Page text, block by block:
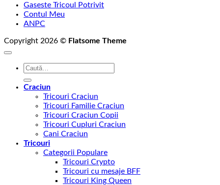
Gaseste Tricoul Potrivit
Contul Meu
ANPC
Copyright 2026 © Flatsome Theme
Caută
Craciun
Tricouri Craciun
Tricouri Familie Craciun
Tricouri Craciun Copii
Tricouri Cupluri Craciun
Cani Craciun
Tricouri
Categorii Populare
Tricouri Crypto
Tricouri cu mesaje BFF
Tricouri King Queen